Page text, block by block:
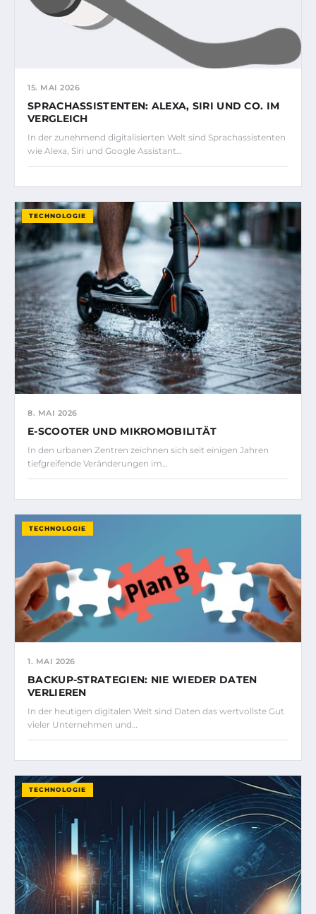
15. MAI 2026
SPRACHASSISTENTEN: ALEXA, SIRI UND CO. IM
VERGLEICH
In der zunehmend digitalisierten Welt sind Sprachassistenten
wie Alexa, Siri und Google Assistant…
TECHNOLOGIE
8. MAI 2026
E-SCOOTER UND MIKROMOBILITÄT
In den urbanen Zentren zeichnen sich seit einigen Jahren
tiefgreifende Veränderungen im…
TECHNOLOGIE
1. MAI 2026
BACKUP-STRATEGIEN: NIE WIEDER DATEN
VERLIEREN
In der heutigen digitalen Welt sind Daten das wertvollste Gut
vieler Unternehmen und…
TECHNOLOGIE